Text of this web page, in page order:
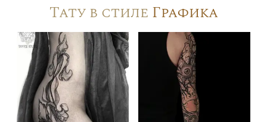
Тату в стиле Графика